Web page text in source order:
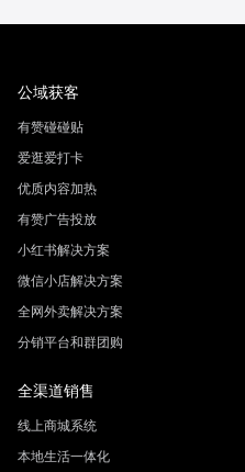
公域获客
有赞碰碰贴
爱逛爱打卡
优质内容加热
有赞广告投放
小红书解决方案
微信小店解决方案
全网外卖解决方案
分销平台和群团购
全渠道销售
线上商城系统
本地生活一体化